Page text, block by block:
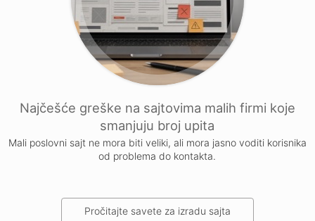
Najčešće greške na sajtovima malih firmi koje
smanjuju broj upita
Mali poslovni sajt ne mora biti veliki, ali mora jasno voditi korisnika
od problema do kontakta.
Pročitajte savete za izradu sajta